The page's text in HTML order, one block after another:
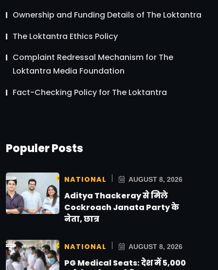
Ownership and Funding Details of The Loktantra
The Loktantra Ethics Policy
Complaint Redressal Mechanism for The
Loktantra Media Foundation
Fact-Checking Policy for The Loktantra
Populer Posts
NATIONAL AUGUST 8, 2026
Aditya Thackeray से मिले
Cockroach Janata Party के
नेता, छात्र
NATIONAL AUGUST 8, 2026
PG Medical Seats: देश में 5,000